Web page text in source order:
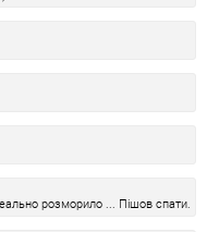
розморило ... Пішов спати.